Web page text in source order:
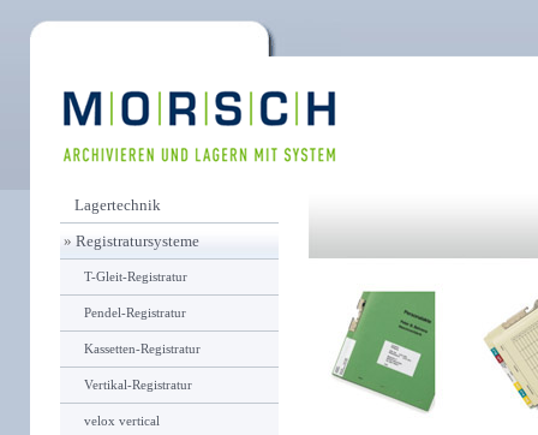
Lagertechnik
» Registratursysteme
T-Gleit-Registratur
Pendel-Registratur
Kassetten-Registratur
Vertikal-Registratur
velox vertical